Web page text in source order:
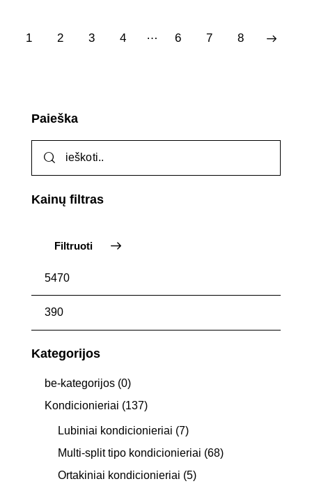
1 2 3 4 … 6 7 8
→
Paieška
Kainų filtras
Filtruoti
Kategorijos
be-kategorijos (0)
Kondicionieriai (137)
Lubiniai kondicionieriai (7)
Multi-split tipo kondicionieriai (68)
Ortakiniai kondicionieriai (5)